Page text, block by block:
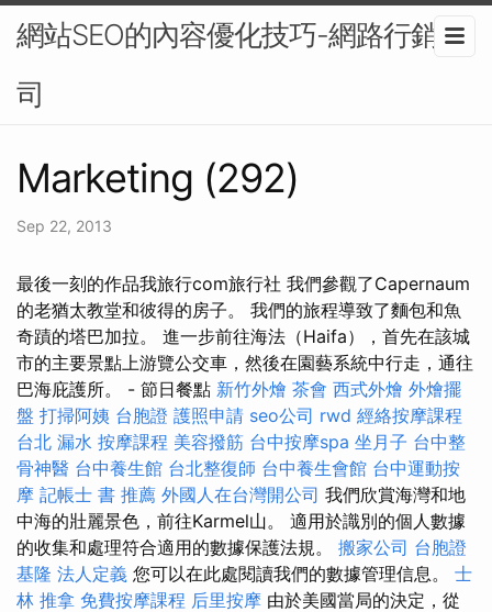
網站SEO的內容優化技巧-網路行銷公
司
Marketing (292)
Sep 22, 2013
最後一刻的作品我旅行com旅行社 我們參觀了Capernaum
的老猶太教堂和彼得的房子。 我們的旅程導致了麵包和魚
奇蹟的塔巴加拉。 進一步前往海法（Haifa），首先在該城
市的主要景點上游覽公交車，然後在園藝系統中行走，通往
巴海庇護所。 - 節日餐點 新竹外燴 茶會 西式外燴 外燴擺
盤 打掃阿姨 台胞證 護照申請 seo公司 rwd 經絡按摩課程
台北 漏水 按摩課程 美容撥筋 台中按摩spa 坐月子 台中整
骨神醫 台中養生館 台北整復師 台中養生會館 台中運動按
摩 記帳士 書 推薦 外國人在台灣開公司 我們欣賞海灣和地
中海的壯麗景色，前往Karmel山。 適用於識別的個人數據
的收集和處理符合適用的數據保護法規。 搬家公司 台胞證
基隆 法人定義 您可以在此處閱讀我們的數據管理信息。 士
林 推拿 免費按摩課程 后里按摩 由於美國當局的決定，從